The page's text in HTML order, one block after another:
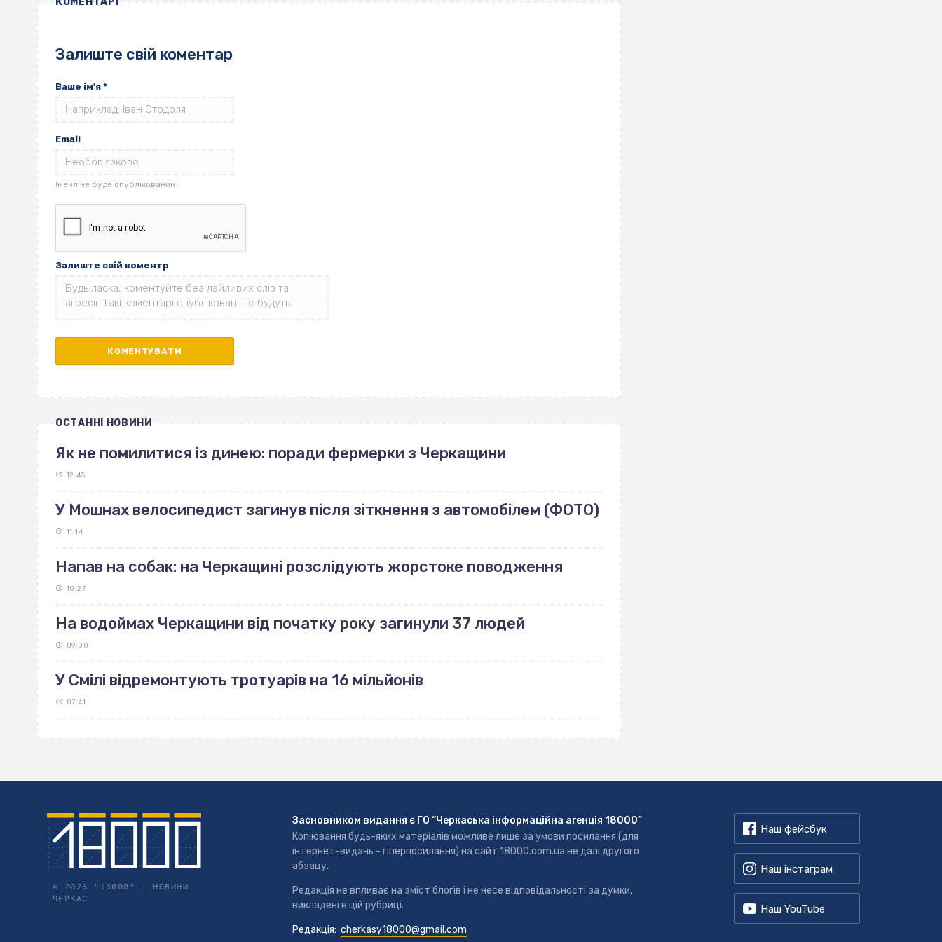
Залиште свій коментар
Ваше ім'я *
Email
Залиште свій коментр
ОСТАННІ НОВИНИ
Як не помилитися із динею: поради фермерки з Черкащини
12:45
У Мошнах велосипедист загинув після зіткнення з автомобілем (ФОТО)
11:14
Напав на собак: на Черкащині розслідують жорстоке поводження
10:27
На водоймах Черкащини від початку року загинули 37 людей
09:00
У Смілі відремонтують тротуарів на 16 мільйонів
07:41
© 2026 "18000" –НОВИНИ
ЧЕРКАС
Засновником видання є ГО “Черкаська інформаційна агенція 18000”
Копіювання будь-яких матеріалів можливе лише за умови посилання (для
інтернет-видань - гіперпосилання) на сайт 18000.com.ua не далі другого
абзацу.
Редакція не впливає на зміст блогів і не несе відповідальності за думки,
викладені в цій рубриці.
Редакція: cherkasy18000@gmail.com
Наш фейсбук
Наш інстаграм
Наш YouTube